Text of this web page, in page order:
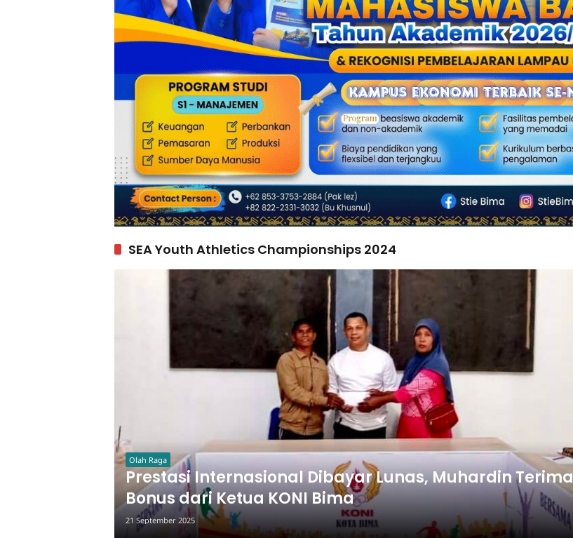
SEA Youth Athletics Championships 2024
Olah Raga
Prestasi Internasional Dibayar Lunas, Muhardin Terima
Bonus dari Ketua KONI Bima
21 September 2025